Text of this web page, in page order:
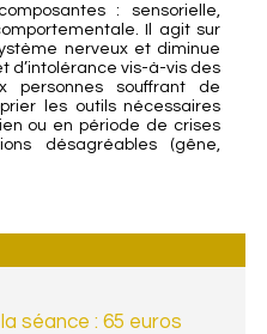
: sensorielle,
Il agit sur
nerveux et diminue
d’intolérance vis-à-vis des
personnes souffrant de
les outils nécessaires
ou en période de crises
désagréables (gêne,
séance : 65 euros